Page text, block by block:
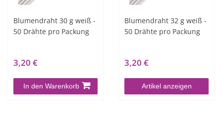
Blumendraht 30 g weiß -
50 Drähte pro Packung
3,20 €
In den Warenkorb
Blumendraht 32 g weiß -
50 Drähte pro Packung
3,20 €
Artikel anzeigen